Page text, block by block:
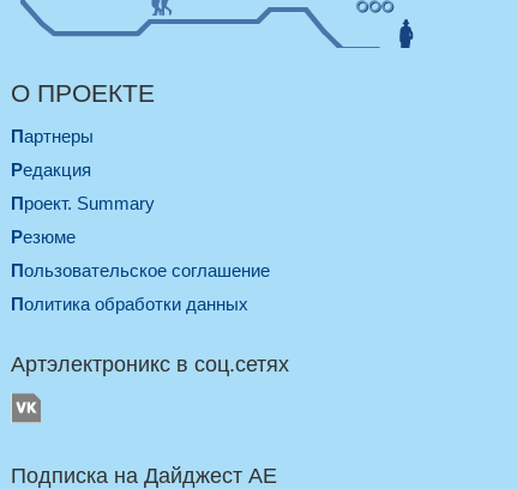
О ПРОЕКТЕ
Партнеры
Редакция
Проект. Summary
Резюме
Пользовательское соглашение
Политика обработки данных
Артэлектроникс в соц.сетях
Подписка на Дайджест AE